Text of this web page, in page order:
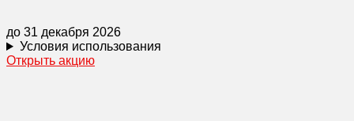
до 31 декабря 2026
Условия использования
Открыть акцию